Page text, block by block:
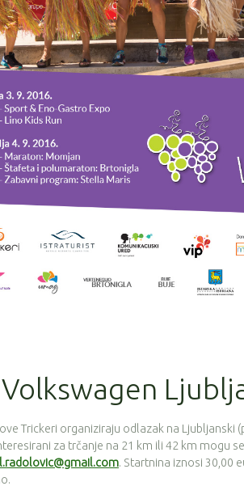
Trickeri organiziraju odlazak na
za trčanje na 21 km ili 42 km mogu
. Startnina iznosi 30,00